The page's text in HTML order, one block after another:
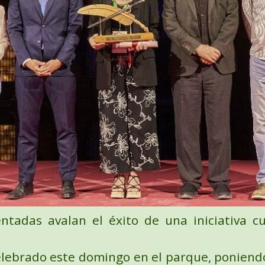
avalan el éxito de una iniciativa
este domingo en el parque,